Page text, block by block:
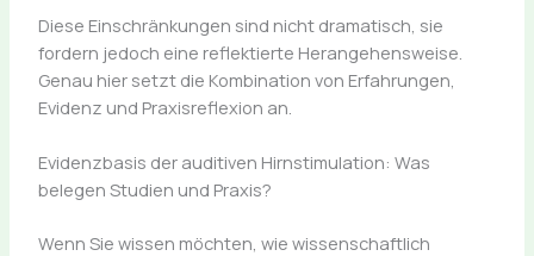
Diese Einschränkungen sind nicht dramatisch, sie
fordern jedoch eine reflektierte Herangehensweise.
Genau hier setzt die Kombination von Erfahrungen,
Evidenz und Praxisreflexion an.
Evidenzbasis der auditiven Hirnstimulation: Was
belegen Studien und Praxis?
Wenn Sie wissen möchten, wie wissenschaftlich